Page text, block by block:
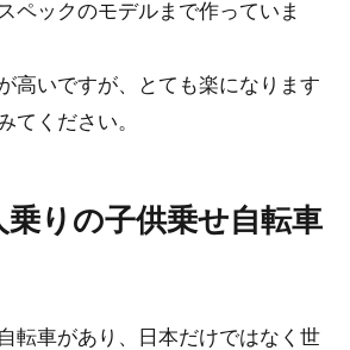
ペックのモデルまで作っていま
高いですが、とても楽になります
てください。
りの子供乗せ自転車
転車があり、日本だけではなく世